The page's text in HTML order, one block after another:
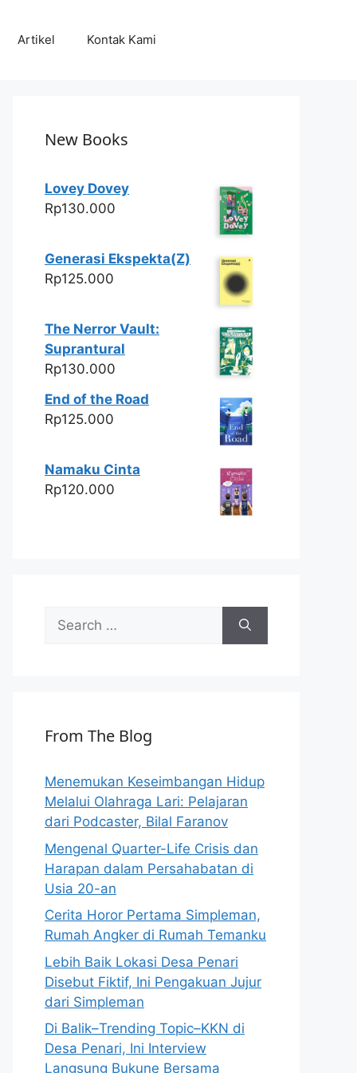
Artikel Kontak Kami
New Books
Lovey Dovey
Rp130.000
Generasi Ekspekta(Z)
Rp125.000
The Nerror Vault:
Suprantural
Rp130.000
End of the Road
Rp125.000
Namaku Cinta
Rp120.000
Search
for:
From The Blog
Menemukan Keseimbangan Hidup
Melalui Olahraga Lari: Pelajaran
dari Podcaster, Bilal Faranov
Mengenal Quarter-Life Crisis dan
Harapan dalam Persahabatan di
Usia 20-an
Cerita Horor Pertama Simpleman,
Rumah Angker di Rumah Temanku
Lebih Baik Lokasi Desa Penari
Disebut Fiktif, Ini Pengakuan Jujur
dari Simpleman
Di Balik–Trending Topic–KKN di
Desa Penari, Ini Interview
Langsung Bukune Bersama